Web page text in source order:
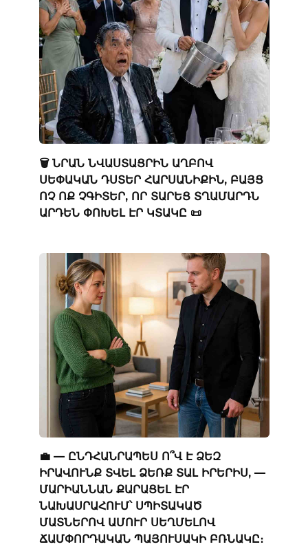
🗑️ ՆՐԱՆ ՆՎԱՍՏԱՑՐԻՆ ԱՂԲՈՎ
ՍԵՓԱԿԱՆ ԴՍՏԵՐ ՀԱՐՍԱՆԻՔԻՆ, ԲԱՅՑ
ՈՉ ՈՔ ՉԳԻՏԵՐ, ՈՐ ՏԱՐԵՑ ՏՂԱՄԱՐԴՆ
ԱՐԴԵՆ ՓՈԽԵԼ ԷՐ ԿՏԱԿԸ 📜
💼 — ԸՆԴՀԱՆՐԱՊԵՍ Ո՞Վ Է ՁԵԶ
ԻՐԱՎՈՒՆՔ ՏՎԵԼ ՁԵՌՔ ՏԱԼ ԻՐԵՐԻՍ, —
ՄԱՐԻԱՆՆԱՆ ՔԱՐԱՑԵԼ ԷՐ
ՆԱԽԱՍՐԱՀՈՒՄ՝ ՍՊԻՏԱԿԱԾ
ՄԱՏՆԵՐՈՎ ԱՄՈՒՐ ՍԵՂՄԵԼՈՎ
ՃԱՄՓՈՐԴԱԿԱՆ ՊԱՅՈՒՍԱԿԻ ԲՌՆԱԿԸ։